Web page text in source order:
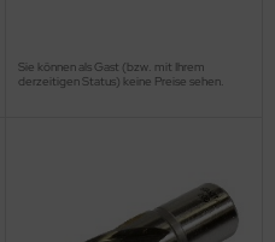
Sie können als Gast (bzw. mit Ihrem
derzeitigen Status) keine Preise sehen.